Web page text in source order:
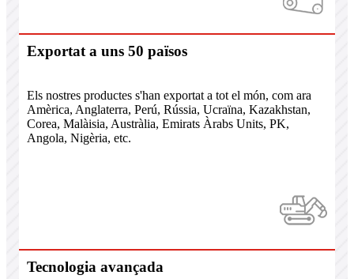
Exportat a uns 50 països
Els nostres productes s'han exportat a tot el món, com ara
Amèrica, Anglaterra, Perú, Rússia, Ucraïna, Kazakhstan,
Corea, Malàisia, Austràlia, Emirats Àrabs Units, PK,
Angola, Nigèria, etc.
Tecnologia avançada